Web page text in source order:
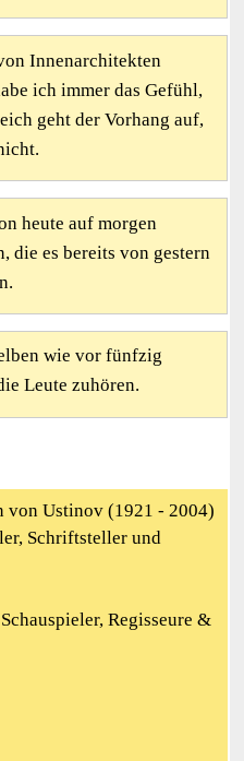
Innenarchitekten
ich immer das Gefühl,
geht der Vorhang auf,
heute auf morgen
die es bereits von gestern
wie vor fünfzig
Leute zuhören.
von Ustinov (1921 - 2004)
Schriftsteller und
Regisseure &